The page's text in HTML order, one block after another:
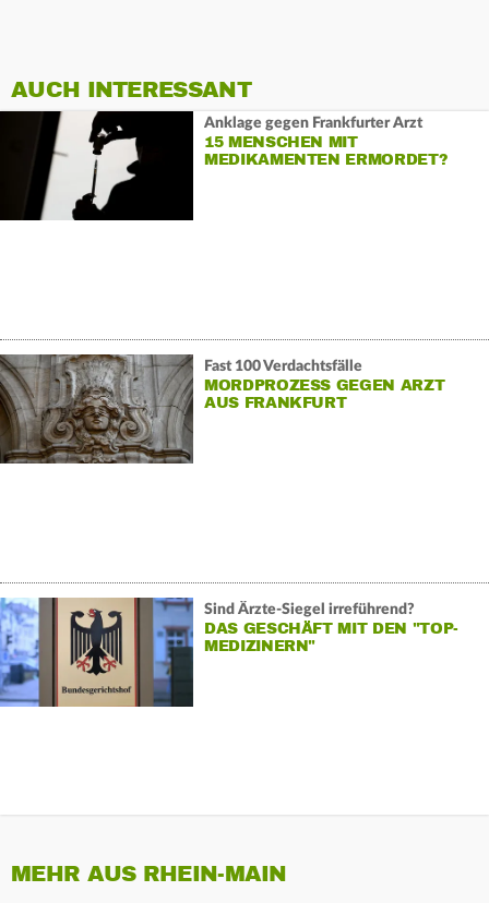
AUCH INTERESSANT
Anklage gegen Frankfurter Arzt
15 MENSCHEN MIT
MEDIKAMENTEN ERMORDET?
Fast 100 Verdachtsfälle
MORDPROZESS GEGEN ARZT
AUS FRANKFURT
Sind Ärzte-Siegel irreführend?
DAS GESCHÄFT MIT DEN "TOP-
MEDIZINERN"
MEHR AUS RHEIN-MAIN